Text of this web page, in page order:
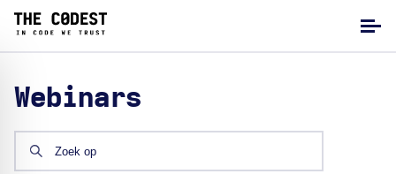
Webinars